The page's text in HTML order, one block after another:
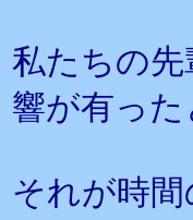
私たちの
響が有った
それが時